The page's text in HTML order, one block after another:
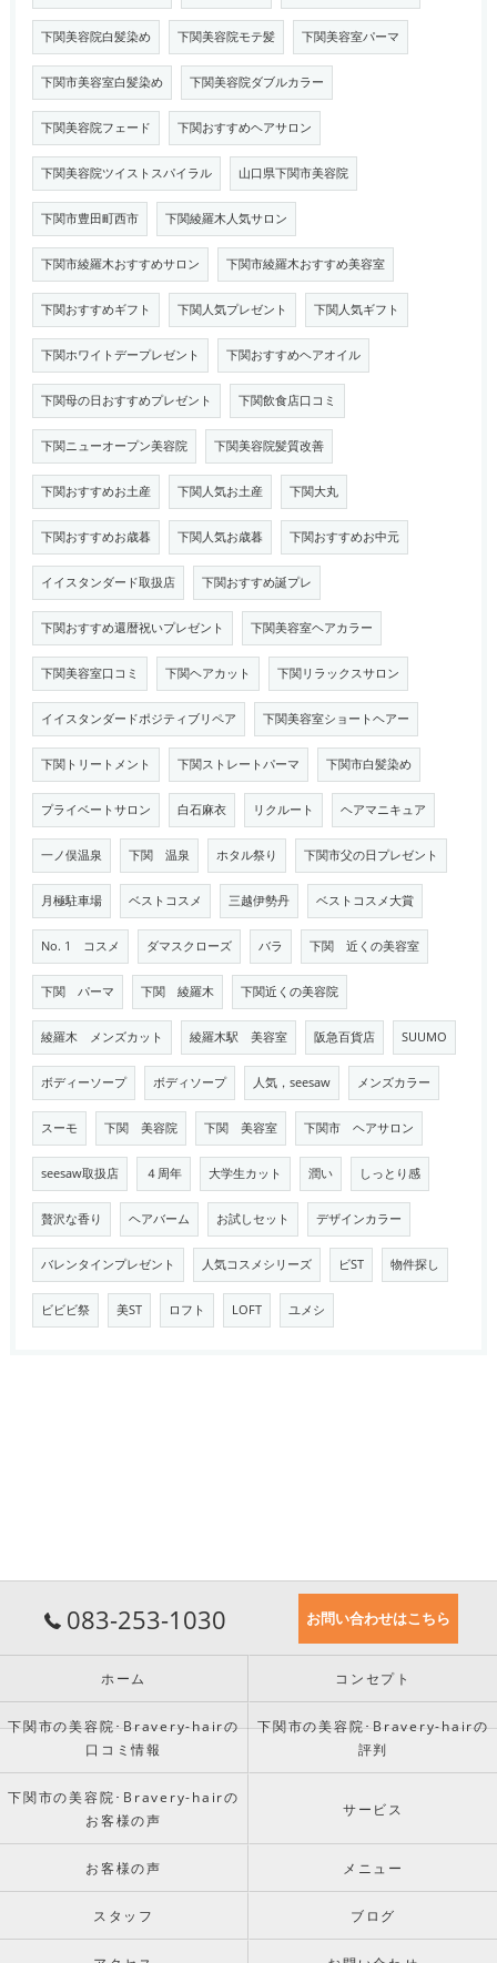
下関美容院白髪染め 下関美容院モテ髪 下関美容室パーマ
下関市美容室白髪染め 下関美容院ダブルカラー
下関美容院フェード 下関おすすめヘアサロン
下関美容院ツイストスパイラル 山口県下関市美容院
下関市豊田町西市 下関綾羅木人気サロン
下関市綾羅木おすすめサロン 下関市綾羅木おすすめ美容室
下関おすすめギフト 下関人気プレゼント 下関人気ギフト
下関ホワイトデープレゼント 下関おすすめヘアオイル
下関母の日おすすめプレゼント 下関飲食店口コミ
下関ニューオープン美容院 下関美容院髪質改善
下関おすすめお土産 下関人気お土産 下関大丸
下関おすすめお歳暮 下関人気お歳暮 下関おすすめお中元
イイスタンダード取扱店 下関おすすめ誕プレ
下関おすすめ還暦祝いプレゼント 下関美容室ヘアカラー
下関美容室口コミ 下関ヘアカット 下関リラックスサロン
イイスタンダードポジティブリペア 下関美容室ショートヘアー
下関トリートメント 下関ストレートパーマ 下関市白髪染め
プライベートサロン 白石麻衣 リクルート ヘアマニキュア
一ノ俣温泉 下関 温泉 ホタル祭り 下関市父の日プレゼント
月極駐車場 ベストコスメ 三越伊勢丹 ベストコスメ大賞
No. 1 コスメ ダマスクローズ バラ 下関 近くの美容室
下関 パーマ 下関 綾羅木 下関近くの美容院
綾羅木 メンズカット 綾羅木駅 美容室 阪急百貨店 SUUMO
ボディーソープ ボディソープ 人気，seesaw メンズカラー
スーモ 下関 美容院 下関 美容室 下関市 ヘアサロン
seesaw取扱店 ４周年 大学生カット 潤い しっとり感
贅沢な香り ヘアバーム お試しセット デザインカラー
バレンタインプレゼント 人気コスメシリーズ ビST 物件探し
ビビビ祭 美ST ロフト LOFT ユメシ
083-253-1030 お問い合わせはこちら
ホーム コンセプト
下関市の美容院･Bravery-hairの
口コミ情報
下関市の美容院･Bravery-hairの
評判
下関市の美容院･Bravery-hairの
お客様の声
サービス
お客様の声 メニュー
スタッフ ブログ